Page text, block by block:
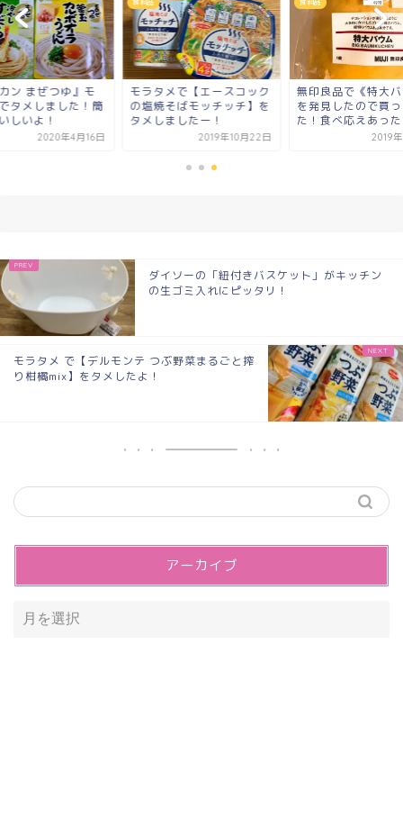
ン まぜつゆ』モ
タメしました！簡
しいよ！
2020年4月16日
モラタメで【エースコック
の塩焼そばモッチッチ】を
タメしましたー！
2019年10月22日
無印良品で《特大
を発見したので買
た！食べ応えあっ
2019
ダイソーの「紐付きバスケット」がキッチン
の生ゴミ入れにピッタリ！
モラタメ で【デルモンテ つぶ野菜まるごと搾
り柑橘mix】をタメしたよ！
アーカイブ